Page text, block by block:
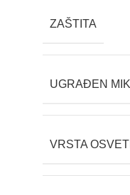
ZAŠTITA
UGRAĐEN
VRSTA